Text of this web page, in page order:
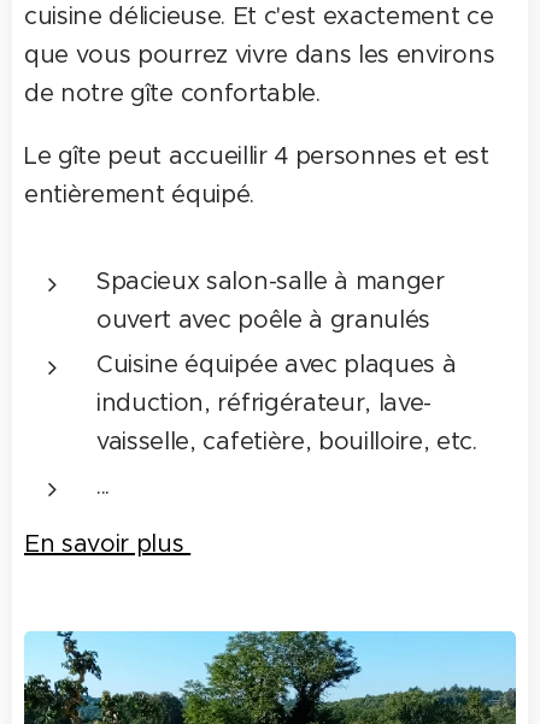
cuisine délicieuse. Et c'est exactement ce
que vous pourrez vivre dans les environs
de notre gîte confortable.
Le gîte peut accueillir 4 personnes et est
entièrement équipé.
Spacieux salon-salle à manger
ouvert avec poêle à granulés
Cuisine équipée avec plaques à
induction, réfrigérateur, lave-
vaisselle, cafetière, bouilloire, etc.
...
En savoir plus